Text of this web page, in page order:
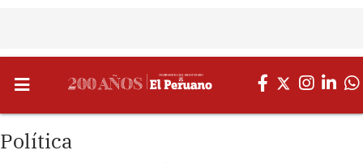
Política